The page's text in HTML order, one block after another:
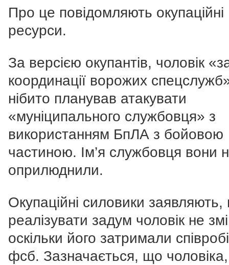
Про це повідомляють окупаційні
ресурси.
За версією окупантів, чоловік
координації ворожих
нібито планував атакувати
«муніципального службовця» з
використанням БпЛА з бойовою
частиною. Ім’я службовця вони
оприлюднили.
Окупаційні силовики
реалізувати задум чоловік не
оскільки його затримали
фсб. Зазначається, що